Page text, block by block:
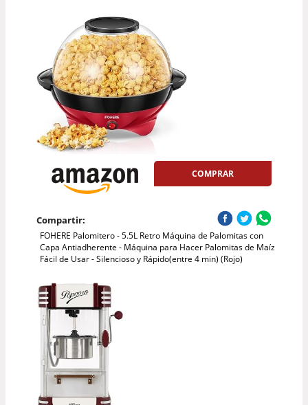
COMPRAR
Compartir:
FOHERE Palomitero - 5.5L Retro Máquina de Palomitas con
Capa Antiadherente - Máquina para Hacer Palomitas de Maíz
Fácil de Usar - Silencioso y Rápido(entre 4 min) (Rojo)